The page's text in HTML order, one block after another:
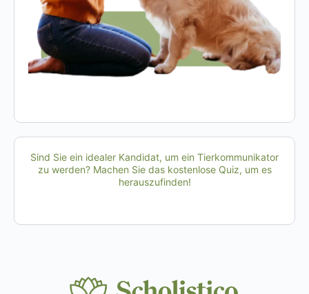
Sind Sie ein idealer Kandidat, um ein Tierkommunikator
zu werden? Machen Sie das kostenlose Quiz, um es
herauszufinden!